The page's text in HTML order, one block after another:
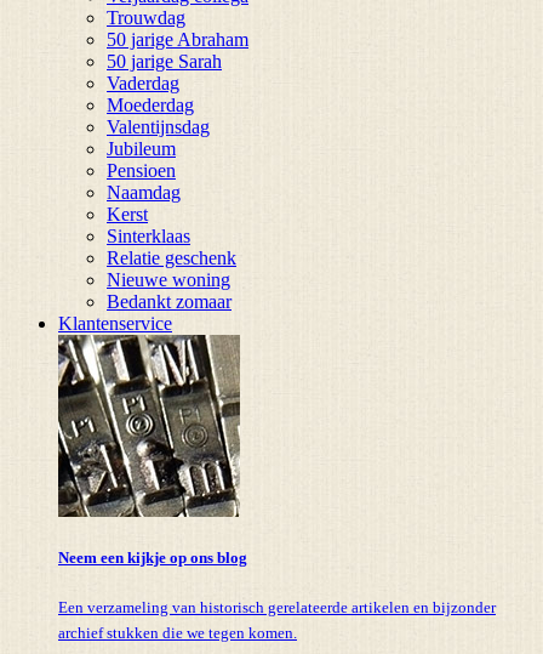
Trouwdag
50 jarige Abraham
50 jarige Sarah
Vaderdag
Moederdag
Valentijnsdag
Jubileum
Pensioen
Naamdag
Kerst
Sinterklaas
Relatie geschenk
Nieuwe woning
Bedankt zomaar
Klantenservice
Neem een kijkje op ons blog
Een verzameling van historisch gerelateerde artikelen en bijzonder
archief stukken die we tegen komen.